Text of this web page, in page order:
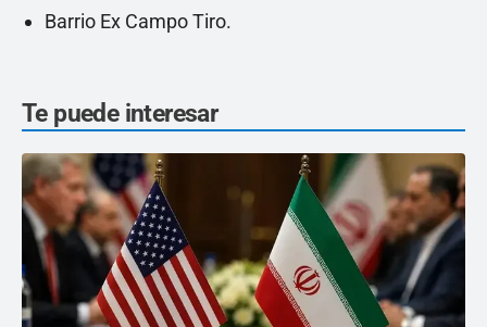
Barrio Ex Campo Tiro.
Te puede interesar